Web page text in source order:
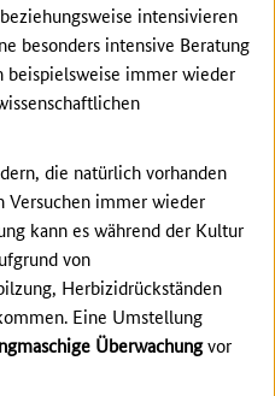
intensivieren
besonders intensive Beratung
beispielsweise immer wieder
die natürlich vorhanden
Versuchen immer wieder
kann es während der Kultur
von
Herbizidrückständen
Eine Umstellung
Überwachungvor